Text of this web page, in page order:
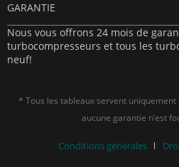
GARANTIE
Nous vous offrons 24 mois de
turbocompresseurs et tous les
neuf!
* Tous les tableaux servent
aucune garantie n’est
Conditions générales